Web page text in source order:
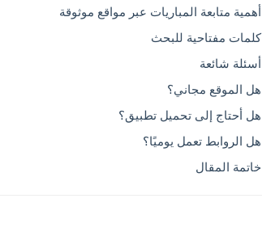
أهمية متابعة المباريات عبر مواقع موثوقة
كلمات مفتاحية للبحث
أسئلة شائعة
هل الموقع مجاني؟
هل أحتاج إلى تحميل تطبيق؟
هل الروابط تعمل يوميًا؟
خاتمة المقال